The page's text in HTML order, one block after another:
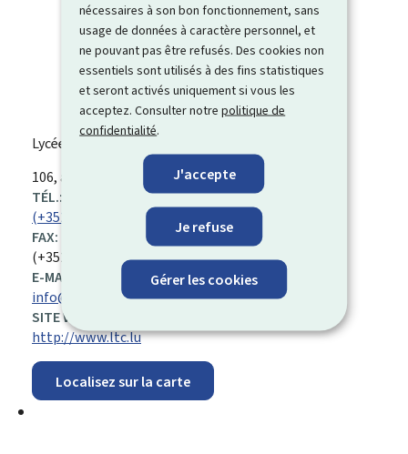
nécessaires à son bon fonctionnement, sans
usage de données à caractère personnel, et
ne pouvant pas être refusés. Des cookies non
essentiels sont utilisés à des fins statistiques
et seront activés uniquement si vous les
acceptez. Consulter notrepolitique de
confidentialité.
J'accepte
Je refuse
Gérer les cookies
Lycée technique du centre (LTC)
ADRESSE
:
106, avenue Pasteur L-2309Luxembourg
TÉL.:
(+352) 47 38 11 1
FAX:
(+352) 47 38 11 333
E-MAIL:
info@ltc.lu
SITE WEB :
http://www.ltc.lu
Localisez sur la carte